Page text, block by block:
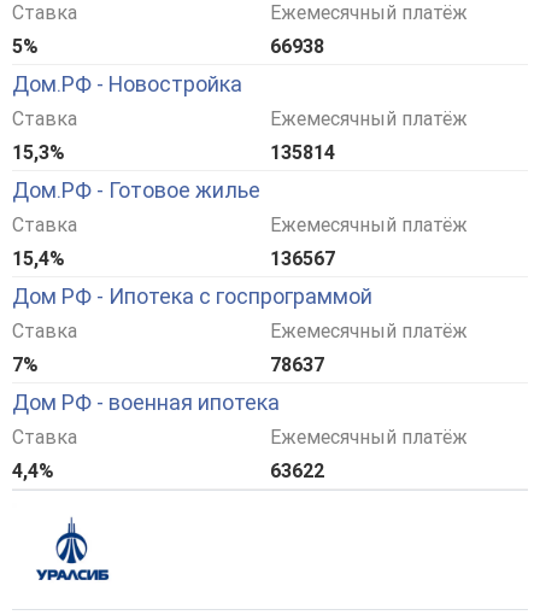
Ставка
5%
Ежемесячный платёж
66938
Дом.РФ - Новостройка
Ставка
15,3%
Ежемесячный платёж
135814
Дом.РФ - Готовое жилье
Ставка
15,4%
Ежемесячный платёж
136567
Дом РФ - Ипотека с госпрограммой
Ставка
7%
Ежемесячный платёж
78637
Дом РФ - военная ипотека
Ставка
4,4%
Ежемесячный платёж
63622